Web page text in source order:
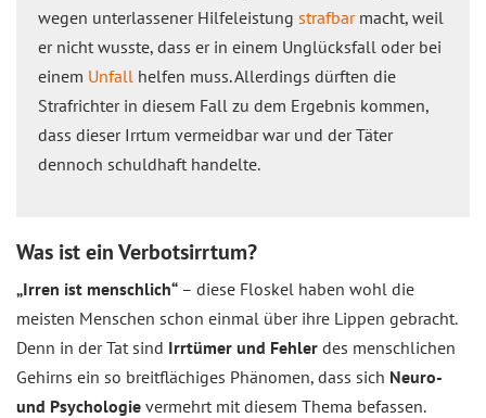
wegen unterlassener Hilfeleistung strafbarmacht, weil
er nicht wusste, dass er in einem Unglücksfall oder bei
einem Unfall helfen muss. Allerdings dürften die
Strafrichter in diesem Fall zu dem Ergebnis kommen,
dass dieser Irrtum vermeidbar war und der Täter
dennoch schuldhaft handelte.
Was ist ein Verbotsirrtum?
„Irren ist menschlich“ – diese Floskel haben wohl die
meisten Menschen schon einmal über ihre Lippen gebracht.
Denn in der Tat sind Irrtümer und Fehler des menschlichen
Gehirns ein so breitflächiges Phänomen, dass sich Neuro-
und Psychologie vermehrt mit diesem Thema befassen.